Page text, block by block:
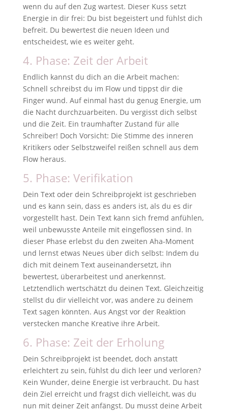
wenn du auf den Zug wartest. Dieser Kuss setzt
Energie in dir frei: Du bist begeistert und fühlst dich
befreit. Du bewertest die neuen Ideen und
entscheidest, wie es weiter geht.
4. Phase: Zeit der Arbeit
Endlich kannst du dich an die Arbeit machen:
Schnell schreibst du im Flow und tippst dir die
Finger wund. Auf einmal hast du genug Energie, um
die Nacht durchzuarbeiten. Du vergisst dich selbst
und die Zeit. Ein traumhafter Zustand für alle
Schreiber! Doch Vorsicht: Die Stimme des inneren
Kritikers oder Selbstzweifel reißen schnell aus dem
Flow heraus.
5. Phase: Verifikation
Dein Text oder dein Schreibprojekt ist geschrieben
und es kann sein, dass es anders ist, als du es dir
vorgestellt hast. Dein Text kann sich fremd anfühlen,
weil unbewusste Anteile mit eingeflossen sind. In
dieser Phase erlebst du den zweiten Aha-Moment
und lernst etwas Neues über dich selbst: Indem du
dich mit deinem Text auseinandersetzt, ihn
bewertest, überarbeitest und anerkennst.
Letztendlich wertschätzt du deinen Text. Gleichzeitig
stellst du dir vielleicht vor, was andere zu deinem
Text sagen könnten. Aus Angst vor der Reaktion
verstecken manche Kreative ihre Arbeit.
6. Phase: Zeit der Erholung
Dein Schreibprojekt ist beendet, doch anstatt
erleichtert zu sein, fühlst du dich leer und verloren?
Kein Wunder, deine Energie ist verbraucht. Du hast
dein Ziel erreicht und fragst dich vielleicht, was du
nun mit deiner Zeit anfängst. Du musst deine Arbeit